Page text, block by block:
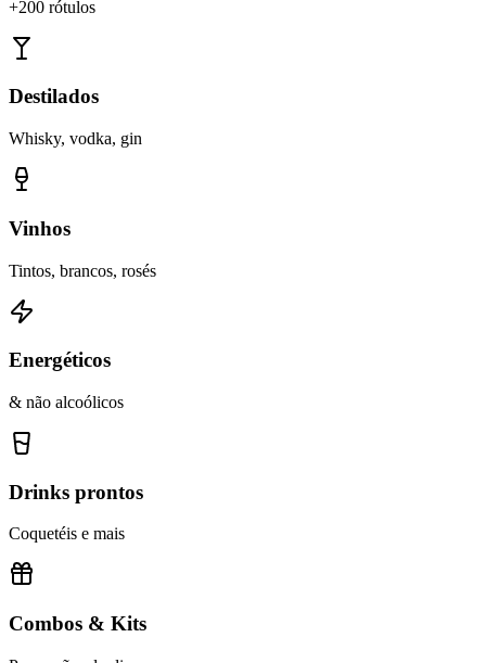
+200 rótulos
Destilados
Whisky, vodka, gin
Vinhos
Tintos, brancos, rosés
Energéticos
& não alcoólicos
Drinks prontos
Coquetéis e mais
Combos & Kits